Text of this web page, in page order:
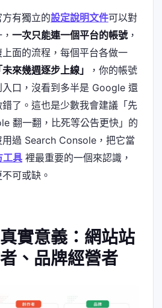
有獨立的設定說明文件可以對
一次只能連一個平台的帳號，
面的流程，每個平台各做一
未來幾週逐步上線」
，你的帳號
口，沒看到多半是 Google 還
了。這也是少數我會建議「先
翻一翻，比死等公告更快」的
過 Search Console，把它當
工具 裡最重要的一個來認識，
可或缺。
實意義：網站站
、品牌經營者